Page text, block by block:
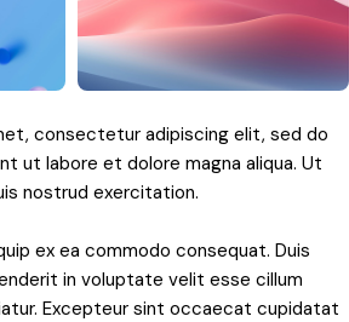
consectetur adipiscing elit, sed do
ut labore et dolore magna aliqua. Ut
nostrud exercitation.
ex ea commodo consequat. Duis
in voluptate velit esse cillum
Excepteur sint occaecat cupidatat